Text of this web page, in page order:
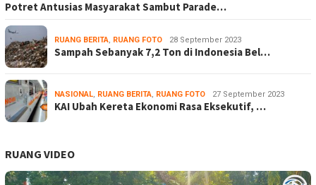
Potret Antusias Masyarakat Sambut Parade…
RUANG BERITA, RUANG FOTO 28 September 2023
Sampah Sebanyak 7,2 Ton di Indonesia Bel…
NASIONAL, RUANG BERITA, RUANG FOTO 27 September 2023
KAI Ubah Kereta Ekonomi Rasa Eksekutif, …
RUANG VIDEO